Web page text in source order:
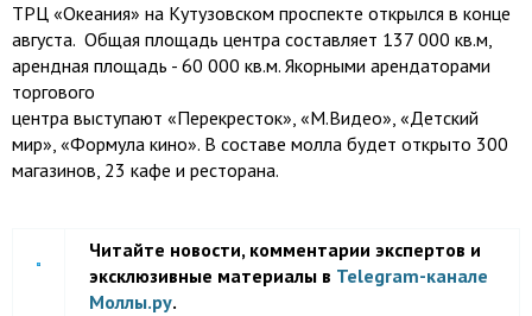
ТРЦ «Океания» на Кутузовском проспекте открылся в конце
августа. Общая площадь центра составляет 137 000 кв.м,
арендная площадь - 60 000 кв.м. Якорными арендаторами
торгового
центра выступают «Перекресток», «М.Видео», «Детский
мир», «Формула кино». В составе молла будет открыто 300
магазинов, 23 кафе и ресторана.
Читайте новости, комментарии экспертов и
эксклюзивные материалы в Telegram-канале
Моллы.ру.